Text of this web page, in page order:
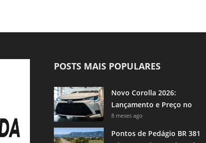
POSTS MAIS POPULARES
Novo Corolla 2026:
Lançamento e Preço no
Brasil
8 meses ago
Pontos de Pedágio BR 381